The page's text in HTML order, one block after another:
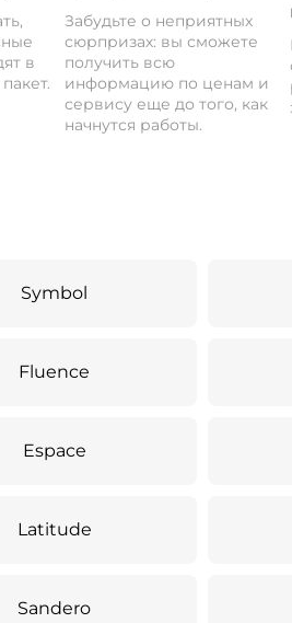
в
Забудьте о неприятных
сюрпризах: вы сможете
получить всю
информацию по ценам и
сервису еще до того, как
начнутся работы.
Symbol
Fluence
Espace
Latitude
Sandero